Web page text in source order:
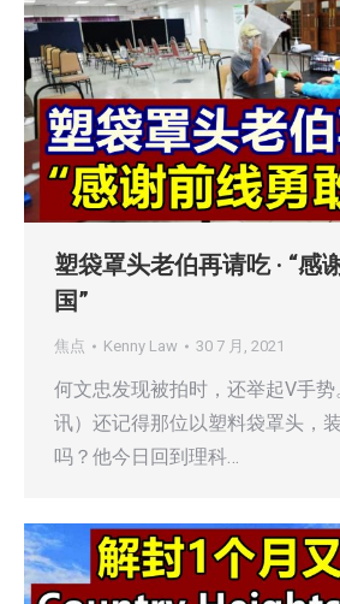
塑袋罩头老伯再请吃 · “感
国”
焦点 Kenny Law 30 7 月, 2021
何文忠发现被拍时，还举起V手势
讯）还记得那位以塑料袋罩头，
吗？他今日回到理科…